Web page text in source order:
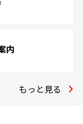
内
もっと見る